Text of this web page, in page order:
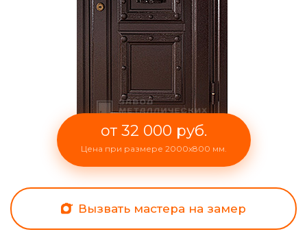
от 32 000 руб.
Цена при размере 2000x800 мм.
Вызвать мастера на замер